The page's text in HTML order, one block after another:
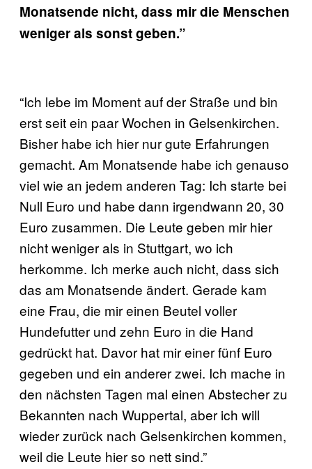
Monatsende nicht, dass mir die Menschen
weniger als sonst geben.”
“Ich lebe im Moment auf der Straße und bin
erst seit ein paar Wochen in Gelsenkirchen.
Bisher habe ich hier nur gute Erfahrungen
gemacht. Am Monatsende habe ich genauso
viel wie an jedem anderen Tag: Ich starte bei
Null Euro und habe dann irgendwann 20, 30
Euro zusammen. Die Leute geben mir hier
nicht weniger als in Stuttgart, wo ich
herkomme. Ich merke auch nicht, dass sich
das am Monatsende ändert. Gerade kam
eine Frau, die mir einen Beutel voller
Hundefutter und zehn Euro in die Hand
gedrückt hat. Davor hat mir einer fünf Euro
gegeben und ein anderer zwei. Ich mache in
den nächsten Tagen mal einen Abstecher zu
Bekannten nach Wuppertal, aber ich will
wieder zurück nach Gelsenkirchen kommen,
weil die Leute hier so nett sind.”